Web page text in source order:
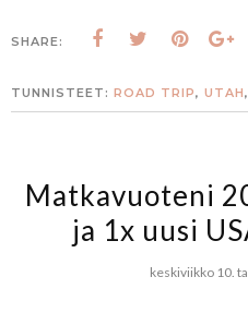
SHARE:
TUNNISTEET: ROAD TRIP, UTAH,
Matkavuoteni
ja 1x uusi
keskiviikko 10.